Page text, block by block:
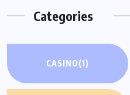
Categories
CASINO(1)